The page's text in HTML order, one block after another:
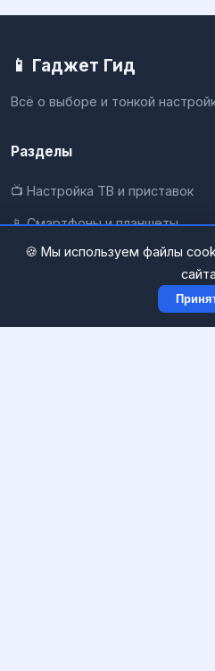
📱 Гаджет Гид
Всё о выборе и тонкой
Разделы
📺 Настройка ТВ и приставок
📱 Смартфоны и планшеты
💻 Компьютеры и Windows
🍪 Мы используем файлы